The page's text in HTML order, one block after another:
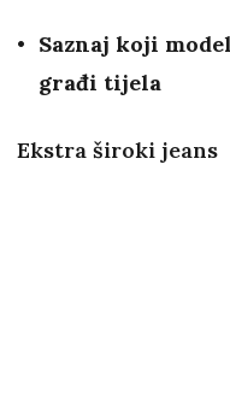
Saznaj koji
građi tijela
Ekstra široki jeans